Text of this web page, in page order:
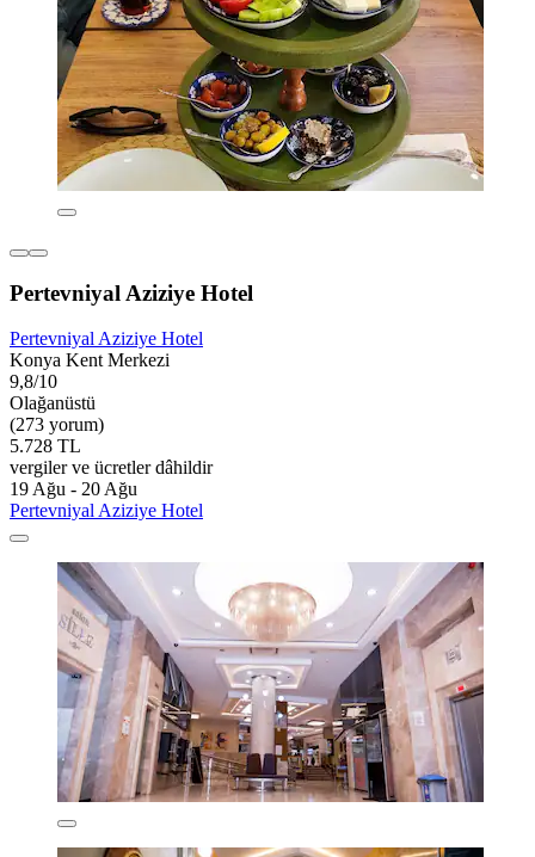
Pertevniyal Aziziye Hotel
Pertevniyal Aziziye Hotel
Konya Kent Merkezi
9,8/10
Olağanüstü
(273 yorum)
5.728 TL
vergiler ve ücretler dâhildir
19 Ağu - 20 Ağu
Pertevniyal Aziziye Hotel